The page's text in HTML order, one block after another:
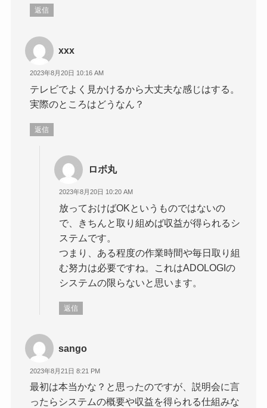
返信
xxx
2023年8月20日 10:16 AM
テレビでよく見かけるから大丈夫な感じはする。
実際のところはどうなん？
返信
ロボ丸
2023年8月20日 10:20 AM
放っておけばOKというものではないの
で、きちんと取り組めば収益が得られるシ
ステムです。
つまり、ある程度の作業時間や毎日取り組
む努力は必要ですね。これはADOLOGIの
システムの限らないと思います。
返信
sango
2023年8月21日 8:21 PM
最初は本当かな？と思ったのですが、説明会に言
ったらシステムの概要や収益を得られる仕組みな